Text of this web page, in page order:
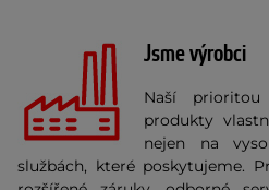
Jsme výrobci
Naší
produkty
nejen na
službách, které poskytujeme.